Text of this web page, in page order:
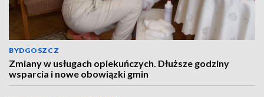
BYDGOSZCZ
Zmiany w usługach opiekuńczych. Dłuższe godziny
wsparcia i nowe obowiązki gmin